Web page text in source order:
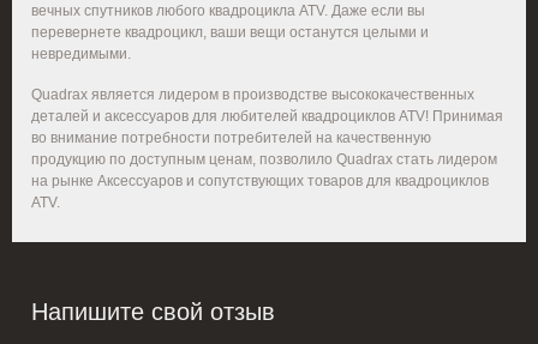
вечных спутников любого квадроцикла ATV. Даже если вы
перевернете квадроцикл, ваши вещи останутся целыми и
невредимыми.
Quadrax является лидером в производстве высококачественных
деталей и аксессуаров для любителей квадроциклов ATV! Принимая
во внимание потребности потребителей на качественную
продукцию по доступным ценам, позволило Quadrax стать лидером
на рынке Аксессуаров и сопутствующих товаров для квадроциклов
ATV.
Напишите свой отзыв